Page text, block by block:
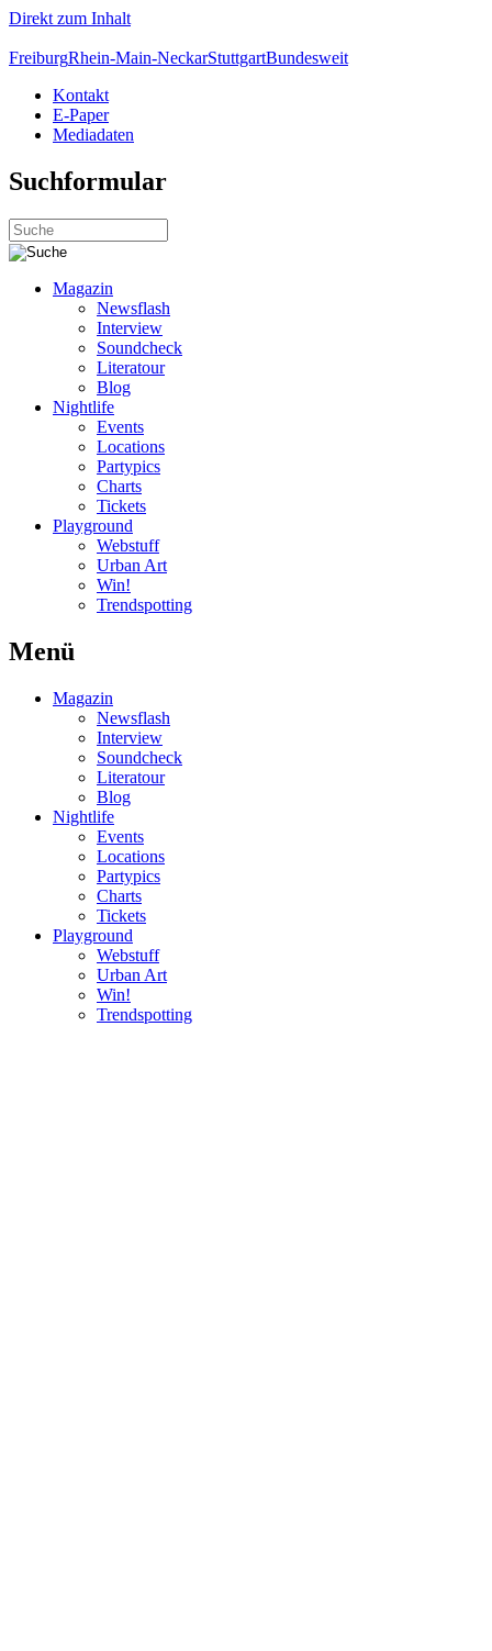
Direkt zum Inhalt
FreiburgRhein-Main-NeckarStuttgartBundesweit
Kontakt
E-Paper
Mediadaten
Suchformular
Magazin
Newsflash
Interview
Soundcheck
Literatour
Blog
Nightlife
Events
Locations
Partypics
Charts
Tickets
Playground
Webstuff
Urban Art
Win!
Trendspotting
Menü
Magazin
Newsflash
Interview
Soundcheck
Literatour
Blog
Nightlife
Events
Locations
Partypics
Charts
Tickets
Playground
Webstuff
Urban Art
Win!
Trendspotting